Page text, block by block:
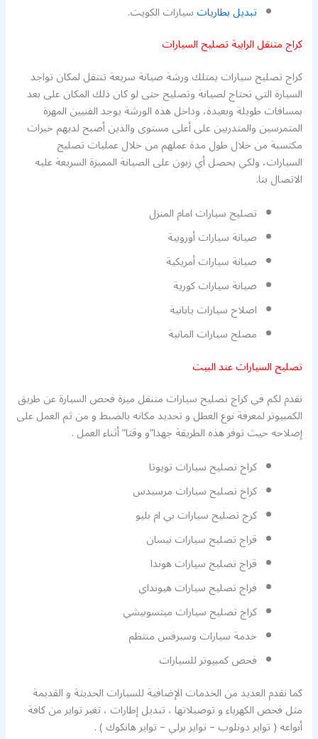
تبديل بطارياتسيارات الكويت.
كراج متنقل الرابية تصليح السيارات
كراج تصليح سيارات يمتلك ورشة صيانة سريعة تنتقل لمكان تواجد
السيارة التي تحتاج لصيانة وتصليح حتى لو كان ذلك المكان على بعد
بمسافات طويلة وبعيدة، وداخل هذه الورشة يوجد الفنيين المهرة
المتمرسين والمتدربين على أعلى مستوى والذين أصبح لديهم خبرات
مكتسبة من خلال طول مدة عملهم من خلال عمليات تصليح
السيارات، ولكي يحصل أي زبون على الصيانة المميزة السريعة عليه
الاتصال بنا.
تصليح سيارات امام المنزل
صيانة سيارات أوروبية
صيانة سيارات أمريكية
صيانة سيارات كورية
اصلاح سيارات يابانية
مصلح سيارات المانية
تصليح السيارات عند البيت
نقدم لكم في كراج تصليح سيارات متنقل ميزة فحص السيارة عن طريق
الكمبيوتر لمعرفة نوع العطل و تحديد مكانه بالضبط و من ثم العمل على
إصلاحه حيث توفر هذه الطريقة جهدا”و وقتا” أثناء العمل .
كراح تصليح سيارات تويوتا
كراخ تصليح سيارات مرسيدس
كرج تصليح سيارات بي ام بليو
قراج تصليح سيارات نيسان
قراج تصليح سيارات هوندا
فراج تصليح سيارات هيونداي
كراج تصليح سيارات ميتسوبيشي
خدمة سيارات وسيرفس منتظم
فحص كمبيوتر للسيارات
كما نقدم العديد من الخدمات الإضافية للسيارات الحديثة و القديمة
مثل فحص الكهرباء و توصيلاتها ، تبديل إطارات ، تغير تواير من كافة
أنواعه ( تواير دونلوب – تواير برلي – تواير هانكوك ) .